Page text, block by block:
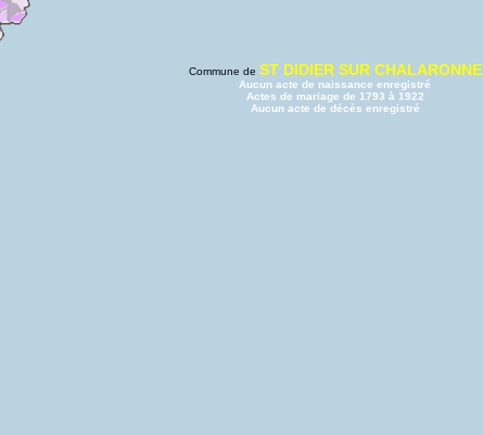
Commune de ST DIDIER SUR CHALARONNE
Aucun acte de naissance enregistré
Actes de mariage de 1793 à 1922
Aucun acte de décès enregistré